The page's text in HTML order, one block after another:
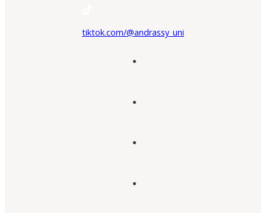
tiktok.com/@andrassy_uni